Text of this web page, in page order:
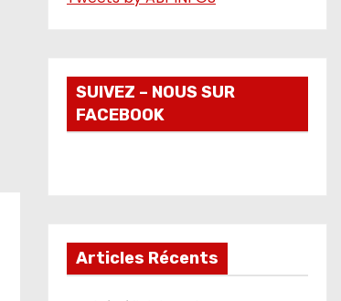
SUIVEZ – NOUS SUR
FACEBOOK
Articles Récents